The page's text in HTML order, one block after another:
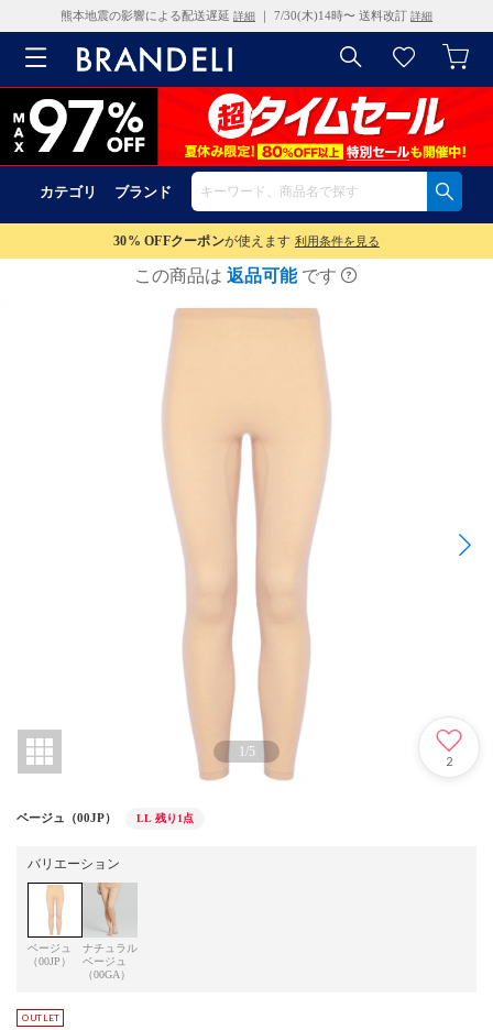
熊本地震の影響による配送遅延 詳細 ｜ 7/30(木)14時〜 送料改訂 詳細
カテゴリ ブランド
30% OFFクーポンが使えます 利用条件を見る
この商品は 返品可能 です
1/5
2
ベージュ（00JP） LL 残り1点
バリエーション
ベージュ
（00JP）
ナチュラル
ベージュ
（00GA）